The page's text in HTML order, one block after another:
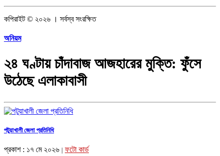
কপিরাইট © ২০২৬ । সর্বস্ব সংরক্ষিত
অনিয়ম
২৪ ঘণ্টায় চাঁদাবাজ আজহারের মুক্তি: ফুঁসে
উঠেছে এলাকাবাসী
পটুয়াখালী জেলা প্রতিনিধি
প্রকাশ : ১৭ মে ২০২৬ | ফটো কার্ড